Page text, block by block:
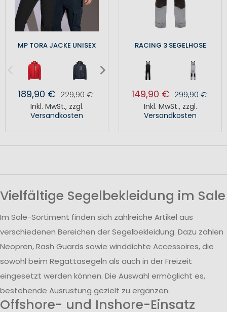
MP TORA JACKE UNISEX
189,90 € 229,90 €
Inkl. MwSt., zzgl.
Versandkosten
RACING 3 SEGELHOSE
149,90 € 299,90 €
Inkl. MwSt., zzgl.
Versandkosten
Vielfältige Segelbekleidung im Sale
Im Sale-Sortiment finden sich zahlreiche Artikel aus
verschiedenen Bereichen der Segelbekleidung. Dazu zählen
Neopren, Rash Guards sowie winddichte Accessoires, die
sowohl beim Regattasegeln als auch in der Freizeit
eingesetzt werden können. Die Auswahl ermöglicht es,
bestehende Ausrüstung gezielt zu ergänzen.
Offshore- und Inshore-Einsatz